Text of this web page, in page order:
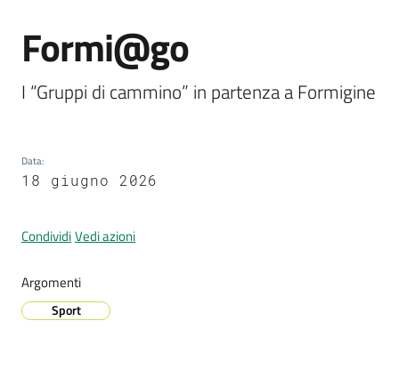
Menu selezionato
Vivere
Formigine
Prenotazione
appuntamenti
Salta al contenuto
Formi@go
Data:
18 giugno 2026
CondividiVedi azioni
Argomenti
Sport